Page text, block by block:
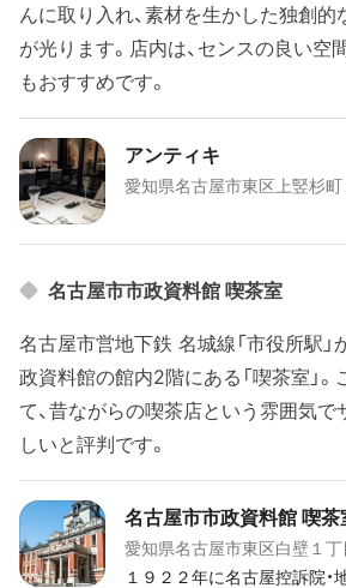
んに取り入れ、素材を生かした独創
が光ります。店内は、センスの良い空
もおすすめです。
アンティキ
愛知県名古屋市東区上竪杉町
名古屋市市政資料館 喫茶室
名古屋市営地下鉄 名城線「市役所駅」
政資料館の館内2階にある「喫茶室」
て、昔ながらの喫茶店という雰囲気
しいと評判です。
名古屋市市政資料館 喫茶
愛知県名古屋市東区白壁１
館 2F
１９２２年に名古屋控訴院・